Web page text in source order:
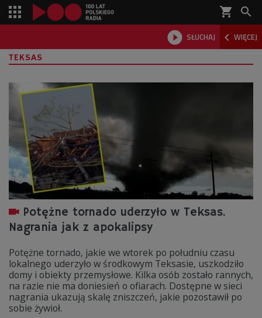
shopping_cart 
 SŁUCHAJ  WIĘCEJ

TEKSAS
Potężne tornado uderzyło w Teksas.
Nagrania jak z apokalipsy
Potężne tornado, jakie we wtorek po południu czasu
lokalnego uderzyło w środkowym Teksasie, uszkodziło
domy i obiekty przemysłowe. Kilka osób zostało rannych,
na razie nie ma doniesień o ofiarach. Dostępne w sieci
nagrania ukazują skalę zniszczeń, jakie pozostawił po
sobie żywioł.